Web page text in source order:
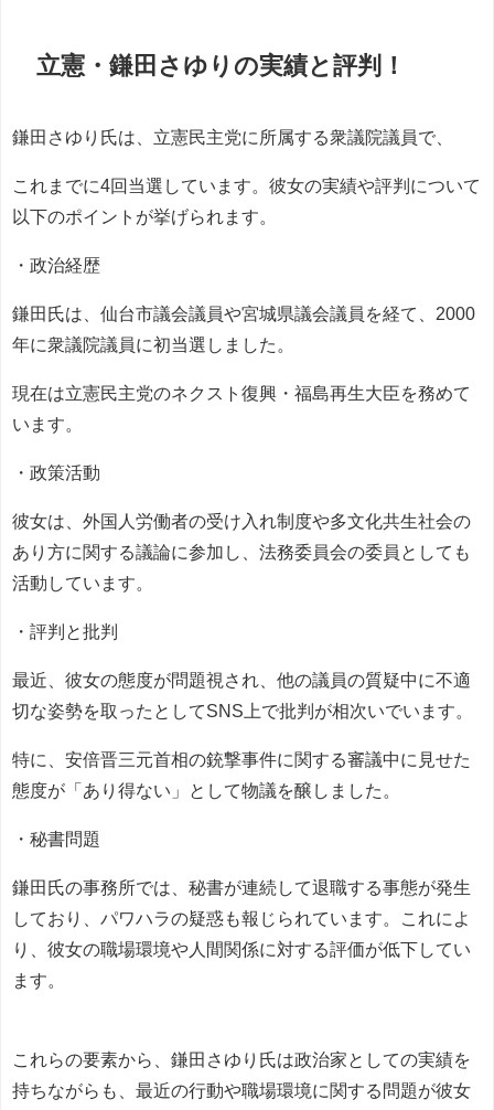
立憲・鎌田さゆりの実績と評判！
鎌田さゆり氏は、立憲民主党に所属する衆議院議員で、
これまでに4回当選しています。彼女の実績や評判について
以下のポイントが挙げられます。
・政治経歴
鎌田氏は、仙台市議会議員や宮城県議会議員を経て、2000
年に衆議院議員に初当選しました。
現在は立憲民主党のネクスト復興・福島再生大臣を務めて
います。
・政策活動
彼女は、外国人労働者の受け入れ制度や多文化共生社会の
あり方に関する議論に参加し、法務委員会の委員としても
活動しています。
・評判と批判
最近、彼女の態度が問題視され、他の議員の質疑中に不適
切な姿勢を取ったとしてSNS上で批判が相次いでいます。
特に、安倍晋三元首相の銃撃事件に関する審議中に見せた
態度が「あり得ない」として物議を醸しました。
・秘書問題
鎌田氏の事務所では、秘書が連続して退職する事態が発生
しており、パワハラの疑惑も報じられています。これによ
り、彼女の職場環境や人間関係に対する評価が低下してい
ます。
これらの要素から、鎌田さゆり氏は政治家としての実績を
持ちながらも、最近の行動や職場環境に関する問題が彼女